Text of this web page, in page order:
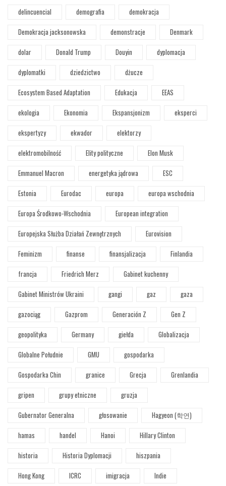
delincuencial demografia
demokracja
Demokracja jacksonowska
demonstracje
Denmark
dolar
Donald Trump Douyin
dyplomacja
dyplomatki
dziedzictwo
dżucze
Ecosystem Based Adaptation
Edukacja
EEAS
ekologia
Ekonomia Ekspansjonizm
eksperci
ekspertyzy
ekwador
elektorzy
elektromobilność
Elity polityczne
Elon Musk
Emmanuel Macron
energetyka jądrowa
ESC
Estonia
Eurodac europa
europa wschodnia
Europa Środkowo-Wschodnia
European integration
Europejska Służba Działań Zewnętrznych
Eurovision
Feminizm
finanse finansjalizacja
Finlandia
francja
Friedrich Merz
Gabinet kuchenny
Gabinet Ministrów Ukraini
gangi gaz
gaza
gazociąg
Gazprom Generación Z
Gen Z
geopolityka
Germany giełda
Globalizacja
Globalne Południe
GMU
gospodarka
Gospodarka Chin
granice Grecja
Grenlandia
gripen
grupy etniczne
gruzja
Gubernator Generalna
głosowanie
Hagyeon (학연)
hamas
handel Hanoi
Hillary Clinton
historia
Historia Dyplomacji
hiszpania
Hong Kong
ICRC imigracja
Indie